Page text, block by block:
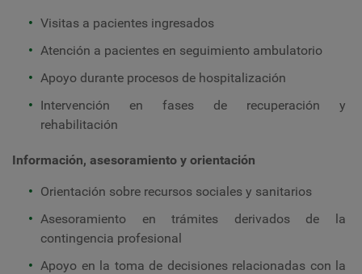
Visitas a pacientes ingresados
Atención a pacientes en seguimiento ambulatorio
Apoyo durante procesos de hospitalización
Intervención en fases de recuperación y
rehabilitación
Información, asesoramiento y orientación
Orientación sobre recursos sociales y sanitarios
Asesoramiento en trámites derivados de la
contingencia profesional
Apoyo en la toma de decisiones relacionadas con la